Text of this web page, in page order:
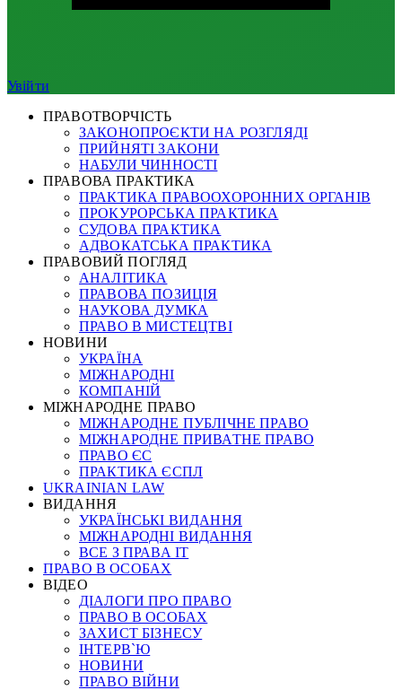
Увійти
ПРАВОТВОРЧІСТЬ
ЗАКОНОПРОЄКТИ НА РОЗГЛЯДІ
ПРИЙНЯТІ ЗАКОНИ
НАБУЛИ ЧИННОСТІ
ПРАВОВА ПРАКТИКА
ПРАКТИКА ПРАВООХОРОННИХ ОРГАНІВ
ПРОКУРОРСЬКА ПРАКТИКА
СУДОВА ПРАКТИКА
АДВОКАТСЬКА ПРАКТИКА
ПРАВОВИЙ ПОГЛЯД
АНАЛІТИКА
ПРАВОВА ПОЗИЦІЯ
НАУКОВА ДУМКА
ПРАВО В МИСТЕЦТВІ
НОВИНИ
УКРАЇНА
МІЖНАРОДНІ
КОМПАНІЙ
МІЖНАРОДНЕ ПРАВО
МІЖНАРОДНЕ ПУБЛІЧНЕ ПРАВО
МІЖНАРОДНЕ ПРИВАТНЕ ПРАВО
ПРАВО ЄС
ПРАКТИКА ЄСПЛ
UKRAINIAN LAW
ВИДАННЯ
УКРАЇНСЬКІ ВИДАННЯ
МІЖНАРОДНІ ВИДАННЯ
ВСЕ З ПРАВА ІТ
ПРАВО В ОСОБАХ
ВІДЕО
ДІАЛОГИ ПРО ПРАВО
ПРАВО В ОСОБАХ
ЗАХИСТ БІЗНЕСУ
ІНТЕРВ`Ю
НОВИНИ
ПРАВО ВІЙНИ